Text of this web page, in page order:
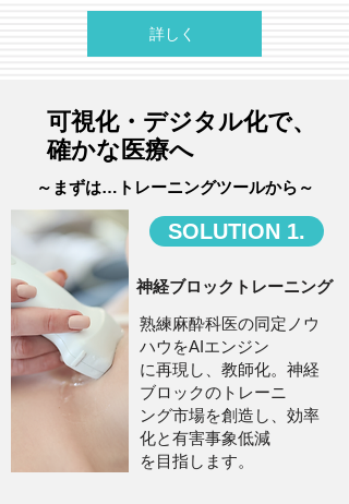
詳しく
可視化・デジタル化で、
確かな医療へ
～まずは…トレーニングツールから～
SOLUTION 1.
神経ブロックトレーニング
熟練麻酔科医の同定ノウ
ハウをAIエンジン
に再現し、教師化。神経
ブロックのトレーニ
ング市場を創造し、効率
化と有害事象低減
を目指します。